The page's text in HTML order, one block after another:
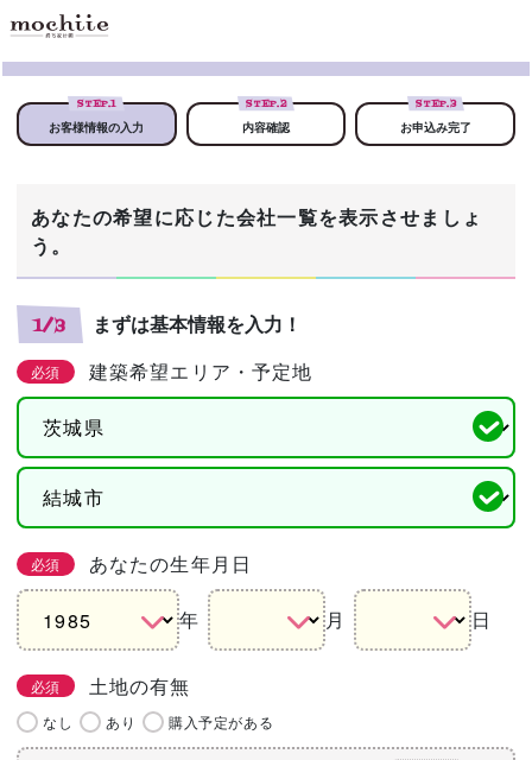
STEP.1
お客様情報の入力
STEP.2
内容確認
STEP.3
お申込み完了
あなたの希望に応じた会社一覧を表示させましょ
う。
1/3 まずは基本情報を入力！
必須 建築希望エリア・予定地
必須 あなたの生年月日
年 月 日
必須 土地の有無
なし あり 購入予定がある